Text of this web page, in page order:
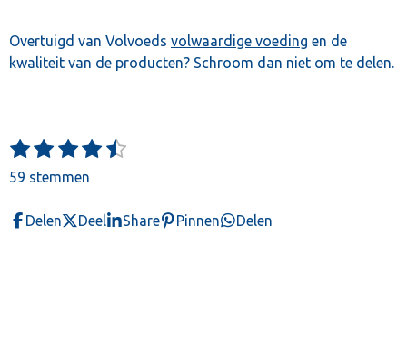
Overtuigd van Volvoeds volwaardige voeding en de
kwaliteit van de producten? Schroom dan niet om te delen.
R
a
1
s
e
r
2
s
e
3
s
e
r
4
s
e
5
e
r
S
m
e
59 stemmen
Delen Deel Share Pinnen Delen